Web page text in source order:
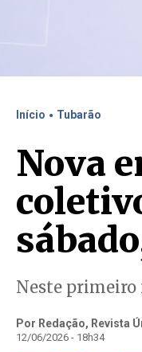
Início . Tubarão
Nova
Neste primeiro
Por Redação, Revista
12/06/2026 - 18h34